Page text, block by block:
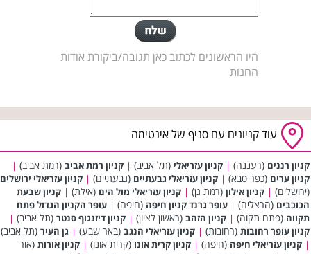
היו הראשונים לכתוב כאן תגובה/ביקורת אודות
החנות
עוד קניונים עם סניף של אינטימה
קניון רננים (רעננה) | קניון עזריאלי (תל אביב) | קניון רמת אביב (רמת אביב) |
קניון ערים (כפר סבא) | קניון עזריאלי גבעתיים (גבעתיים) | קניון עזריאלי ירושלים
(ירושלים) | קניון אילון (רמת גן) | קניון עזריאלי מול הים (אילת) | קניון שבעת
הכוכבים (הרצליה) | עופר גרנד קניון חיפה (חיפה) | עופר הקניון הגדול פתח
תקווה (פתח תקוה) | קניון הזהב (ראשון לציון) | קניון דיזנגוף סנטר (תל אביב) |
קניון עופר רחובות (רחובות) | קניון עזריאלי הנגב (באר שבע) | גן העיר (תל אביב)
| קניון עזריאלי חיפה (חיפה) | קניון קרית אונו (קרית אונו) | קניון אורות (אור